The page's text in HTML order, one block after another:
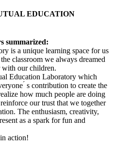
EDUCATION
summarized:
is a unique learning space for us
classroom we always dreamed
with our children.
Education Laboratory which
s contribution to create the
how much people are doing
our trust that we together
The enthusiasm, creativity,
as a spark for fun and
action!